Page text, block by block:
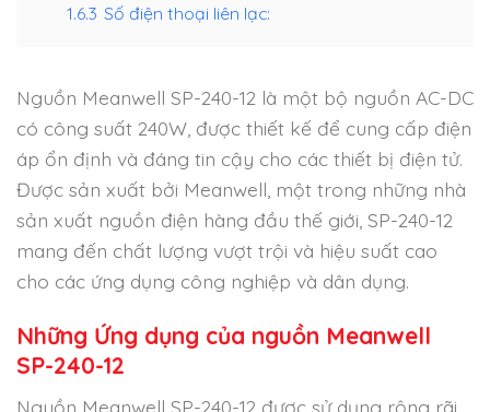
1.6.3 Số điện thoại liên lạc:
Nguồn Meanwell SP-240-12 là một bộ nguồn AC-DC
có công suất 240W, được thiết kế để cung cấp điện
áp ổn định và đáng tin cậy cho các thiết bị điện tử.
Được sản xuất bởi Meanwell, một trong những nhà
sản xuất nguồn điện hàng đầu thế giới, SP-240-12
mang đến chất lượng vượt trội và hiệu suất cao
cho các ứng dụng công nghiệp và dân dụng.
Những Ứng dụng của nguồn Meanwell
SP-240-12
Nguồn Meanwell SP-240-12 được sử dụng rộng rãi